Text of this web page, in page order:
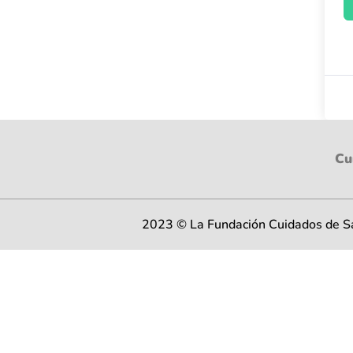
2023 © La Fundación Cuidados de